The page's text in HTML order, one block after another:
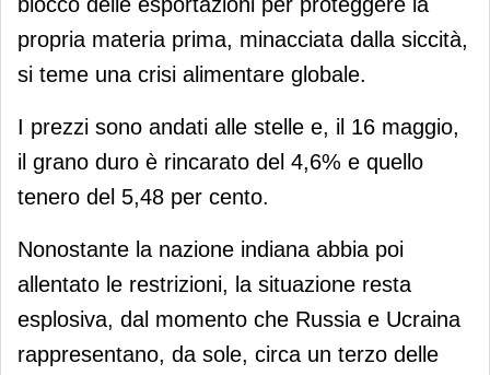
propria materia prima, minacciata dalla siccità,
si teme una crisi alimentare globale.
I prezzi sono andati alle stelle e, il 16 maggio,
il grano duro è rincarato del 4,6% e quello
tenero del 5,48 per cento.
Nonostante la nazione indiana abbia poi
allentato le restrizioni, la situazione resta
esplosiva, dal momento che Russia e Ucraina
rappresentano, da sole, circa un terzo delle